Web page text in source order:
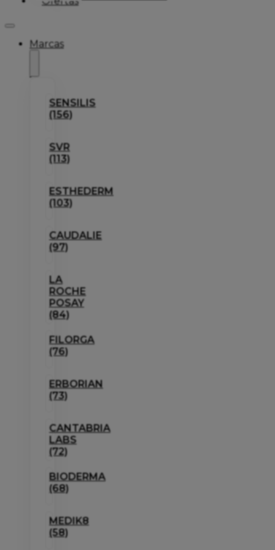
Marcas
SENSILIS
(156)
SVR
(113)
ESTHEDERM
(103)
CAUDALIE
(97)
LA
ROCHE
POSAY
(84)
FILORGA
(76)
ERBORIAN
(73)
CANTABRIA
LABS
(72)
BIODERMA
(68)
MEDIK8
(58)